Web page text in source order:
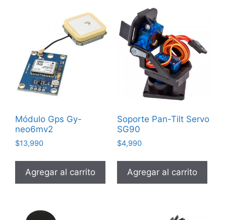
Módulo Gps Gy-
neo6mv2
$13,990
Agregar al carrito
Soporte Pan-Tilt Servo
SG90
$4,990
Agregar al carrito